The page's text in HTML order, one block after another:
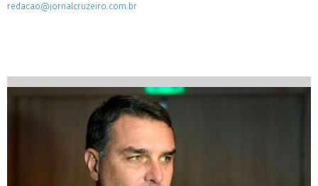
redacao@jornalcruzeiro.com.br